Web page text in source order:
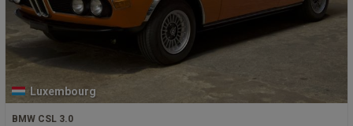
Luxembourg
BMW CSL 3.0